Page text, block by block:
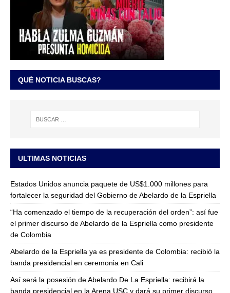
QUÉ NOTICIA BUSCAS?
ULTIMAS NOTICIAS
Estados Unidos anuncia paquete de US$1.000 millones para
fortalecer la seguridad del Gobierno de Abelardo de la Espriella
“Ha comenzado el tiempo de la recuperación del orden”: así fue
el primer discurso de Abelardo de la Espriella como presidente
de Colombia
Abelardo de la Espriella ya es presidente de Colombia: recibió la
banda presidencial en ceremonia en Cali
Así será la posesión de Abelardo De La Espriella: recibirá la
banda presidencial en la Arena USC y dará su primer discurso